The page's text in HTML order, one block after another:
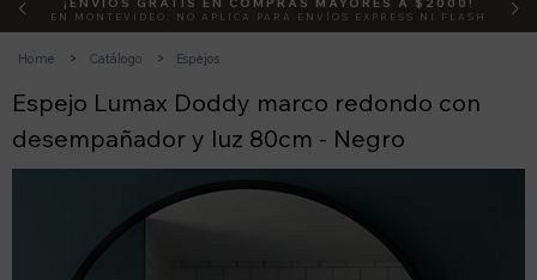
DEBUT ACTIVÁ EL CÓDIGO
EN MONTEVIDEO, NO APLICA PARA ENVÍOS EXPRESS NI FLASH
Home Catálogo Espejos
Espejo Lumax Doddy marco redondo con
desempañador y luz 80cm - Negro